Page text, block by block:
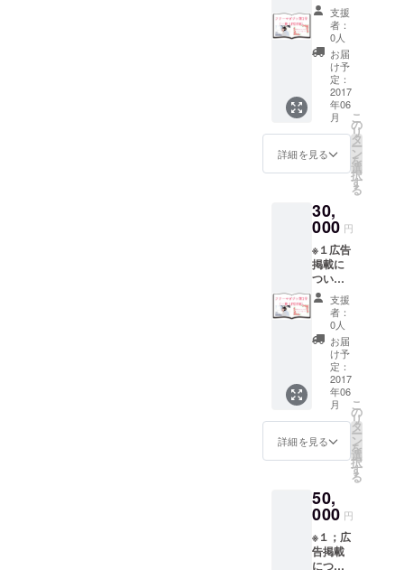
支援
者：
0人
お届
け予
定：
2017
年06
月
詳細を見る
こ
の
リ
タ
ー
ン
を
選
択
す
る
30,
000 円
※１広告
掲載に
ついて
ご支援
いただ
いた企
業様の
商品や
企業広
告（半
ペー
ジ）を
掲載し
ます！
（別途
打ち合
させて
頂きま
す）
支援
者：
0人
お届
け予
定：
2017
年06
月
詳細を見る
こ
の
リ
タ
ー
ン
を
選
択
す
る
50,
000 円
※１；広
告掲載
につい